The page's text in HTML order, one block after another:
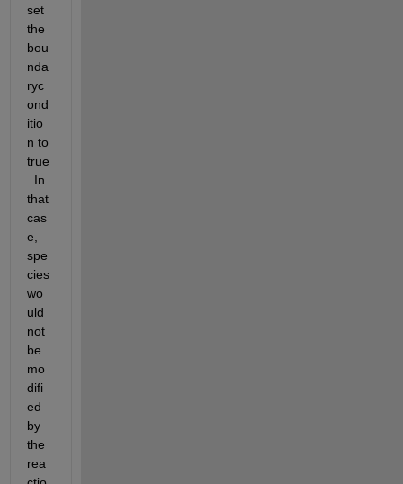
set
the
bou
nda
ryc
ond
itio
n to
true
. In
that
cas
e,
spe
cies
wo
uld
not
be
mo
difi
ed
by
the
rea